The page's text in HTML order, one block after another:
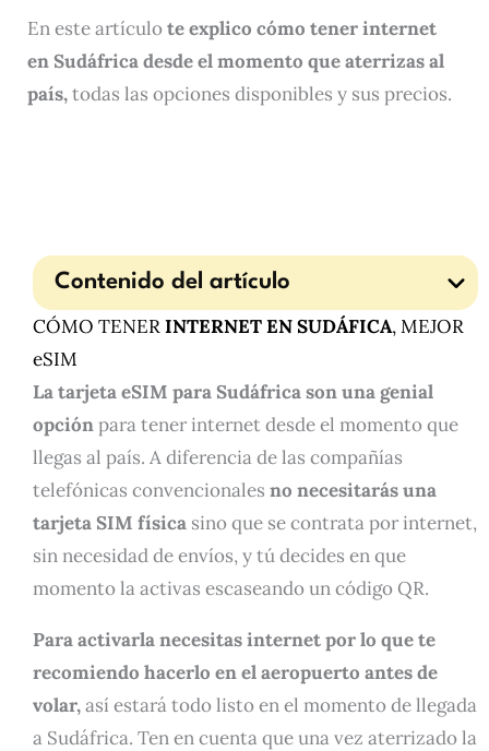
En este artículote explico cómo tener internet
en Sudáfrica desde el momento que aterrizas al
país,todas las opciones disponibles y sus precios.
Contenido del artículo
CÓMO TENERINTERNET EN SUDÁFICA, MEJOR
eSIM
La tarjeta eSIM para Sudáfrica son una genial
opciónpara tener internet desde el momento que
llegas al país. A diferencia de las compañías
telefónicas convencionales no necesitarás una
tarjeta SIM física sino que se contrata por internet,
sin necesidad de envíos, y tú decides en que
momento la activas escaseando un código QR.
Para activarla necesitas internet por lo que te
recomiendo hacerlo en el aeropuerto antes de
volar,así estará todo listo en el momento de llegada
a Sudáfrica. Ten en cuenta que una vez aterrizado la